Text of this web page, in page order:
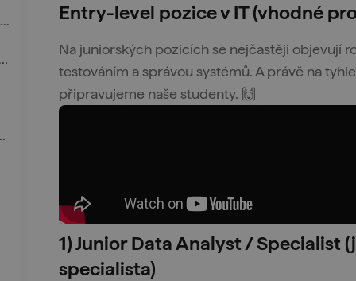
4) Junior Front-End Developer (juniorní front-end vývojář)
quality assurance / software tester)
(Linux)
Entry-level pozice v IT (vhodné
Na juniorských pozicích se nejčastěji objevují
testováním a správou systémů. A právě na
připravujeme naše studenty. 🙌
1) Junior Data Analyst /
specialista)